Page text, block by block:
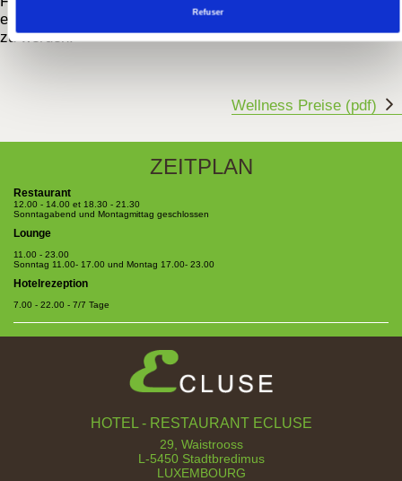
Refuser
es mit einer entspannten Massage (auf Anfrage) verwöhnt
zu werden.
Wellness Preise (pdf)
ZEITPLAN
Restaurant
12.00 - 14.00 et 18.30 - 21.30
Sonntagabend und Montagmittag geschlossen
Lounge
11.00 - 23.00
Sonntag 11.00- 17.00 und Montag 17.00- 23.00
Hotelrezeption
7.00 - 22.00 - 7/7 Tage
HOTEL - RESTAURANT ECLUSE
29, Waistrooss
L-5450 Stadtbredimus
LUXEMBOURG